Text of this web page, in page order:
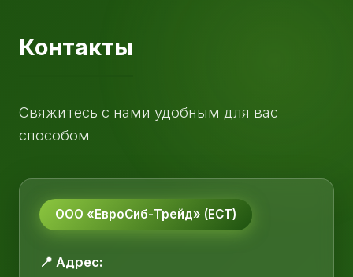
Контакты
Свяжитесь с нами удобным для вас
способом
ООО «ЕвроСиб-Трейд» (ЕСТ)
📍 Адрес: